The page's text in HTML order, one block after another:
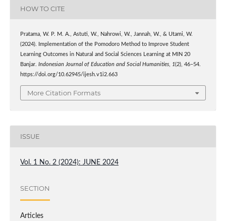
HOW TO CITE
Pratama, W. P. M. A., Astuti, W., Nahrowi, W., Jannah, W., & Utami, W.
(2024). Implementation of the Pomodoro Method to Improve Student
Learning Outcomes in Natural and Social Sciences Learning at MIN 20
Banjar. Indonesian Journal of Education and Social Humanities, 1(2), 46–54.
https://doi.org/10.62945/ijesh.v1i2.663
More Citation Formats
ISSUE
Vol. 1 No. 2 (2024): JUNE 2024
SECTION
Articles